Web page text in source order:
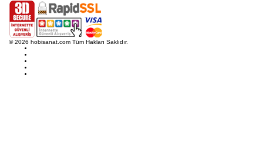
© 2026 hobisanat.com Tüm Hakları Saklıdır.